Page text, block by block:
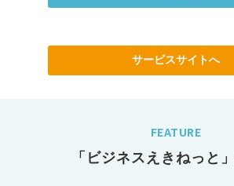
サービスサイトへ
FEATURE
「ビジネスえきねっと